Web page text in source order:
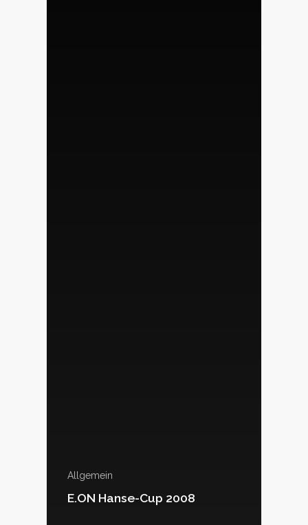
Allgemein
E.ON Hanse-Cup 2008